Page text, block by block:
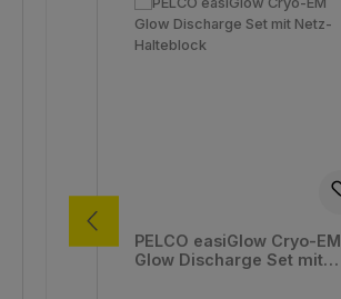
PELCO easiGlow Cryo-EM
Glow Discharge Set mit